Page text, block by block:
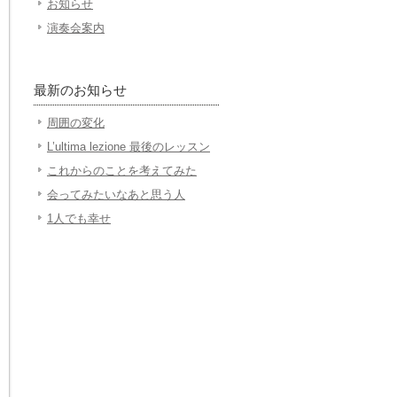
お知らせ
演奏会案内
最新のお知らせ
周囲の変化
L’ultima lezione 最後のレッスン
これからのことを考えてみた
会ってみたいなあと思う人
1人でも幸せ